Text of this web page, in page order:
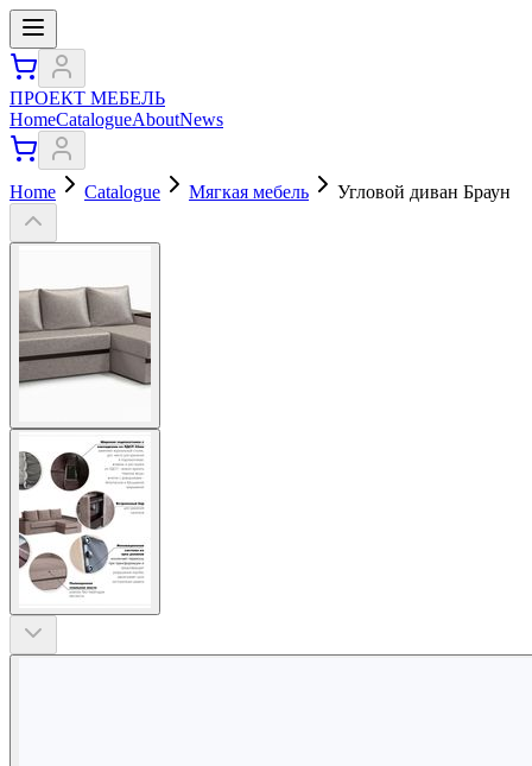
ПРОЕКТ МЕБЕЛЬ
HomeCatalogueAboutNews
Home Catalogue Мягкая мебель Угловой диван Браун